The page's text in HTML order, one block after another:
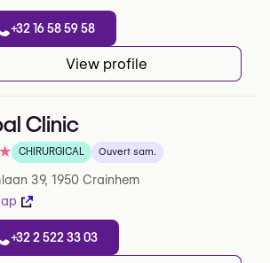
+32 16 58 59 58
View profile
Clinic
4.9 sur 5 sur Google
★ CHIRURGICAL Ouvert sam.
39, 1950 Crainhem
+32 2 522 33 03